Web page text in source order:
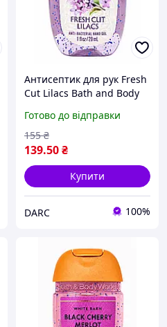
Антисептик для рук Fresh
Cut Lilacs Bath and Body
Готово до відправки
139.50₴
155 ₴
Купити
DARC 100%